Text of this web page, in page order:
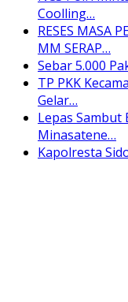
Coolling…
RESES MASA
MM SERAP…
Sebar 5.000
TP PKK
Gelar…
Lepas
Minasatene…
Kapolresta